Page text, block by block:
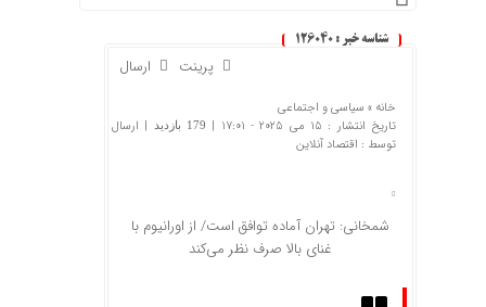
شناسه خبر : 126040
ارسال پرینت
خانه » سیاسی و اجتماعی
تاریخ انتشار : 15 می 2025 - 17:01 |
179 بازدید
| ارسال
توسط : اقتصاد آنلاین
شمخانی: تهران آماده توافق است/ از اورانیوم با
غنای بالا صرف نظر می‌کند